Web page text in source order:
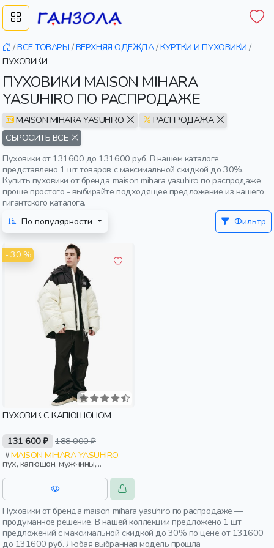
/ВСЕ ТОВАРЫ /ВЕРХНЯЯ ОДЕЖДА/КУРТКИ И ПУХОВИКИ /
ПУХОВИКИ
ПУХОВИКИ MAISON MIHARA
YASUHIRO ПО РАСПРОДАЖЕ
MAISON MIHARA YASUHIRO
РАСПРОДАЖА
СБРОСИТЬ ВСЕ
Пуховики от 131600 до 131600 руб. В нашем каталоге
представлено 1 шт товаров с максимальной скидкой до 30%.
Купить пуховики от бренда maison mihara yasuhiro по распродаже
проще простого - выбирайте подходящее предложение из нашего
гигантского каталога.
По популярности
Фильтр
- 30 %
ПУХОВИК С КАПЮШОНОМ
131 600 ₽ 188 000 ₽
MAISON MIHARA YASUHIRO
пух, капюшон, мужчины,
взрослые
Пуховики от бренда maison mihara yasuhiro по распродаже —
продуманное решение. В нашей коллекции предложено 1 шт
предложений с максимальной скидкой до 30% по цене от 131600
до 131600 руб. Любая выбранная модель прошла